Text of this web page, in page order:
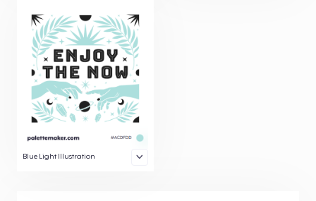
Blue Light Illustration